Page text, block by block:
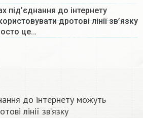
під’єднання до інтернету
дротові лінії зв’язку
це…
до інтернету можуть
лінії зв’язку